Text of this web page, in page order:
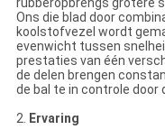
rubberopbrengs grotere
Ons die blad door
koolstofvezel wordt
evenwicht tussen
prestaties van één
de delen brengen
de bal te in controle door
2. Ervaring